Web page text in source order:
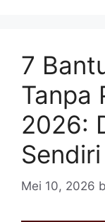
7
Tanpa
2026:
Sendiri
Mei 10, 2026